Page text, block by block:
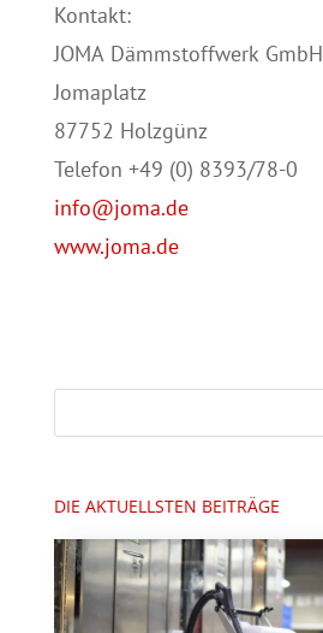
Kontakt:
JOMA Dämmstoffwerk GmbH
Jomaplatz
87752 Holzgünz
Telefon +49 (0) 8393/78-0
info@joma.de
www.joma.de
DIE AKTUELLSTEN BEITRÄGE